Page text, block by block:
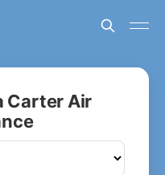
Carter Air